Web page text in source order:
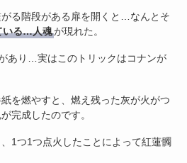
る階段がある扉を開くと…なんとそ
いる…人魂が現れた。
あり…実はこのトリックはコナンが
を燃やすと、燃え残った灰が火がつ
完成したのです。
1つ1つ点火したことによって紅蓮髑